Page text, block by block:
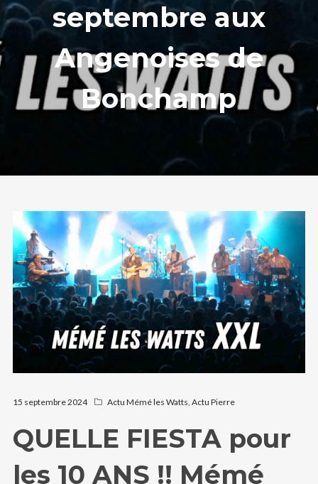
septembre aux
Angenoises de
Bonchamp
15 septembre 2024 Actu Mémé les Watts Actu Pierre
QUELLE FIESTA pour
les 10 ANS !! Mémé